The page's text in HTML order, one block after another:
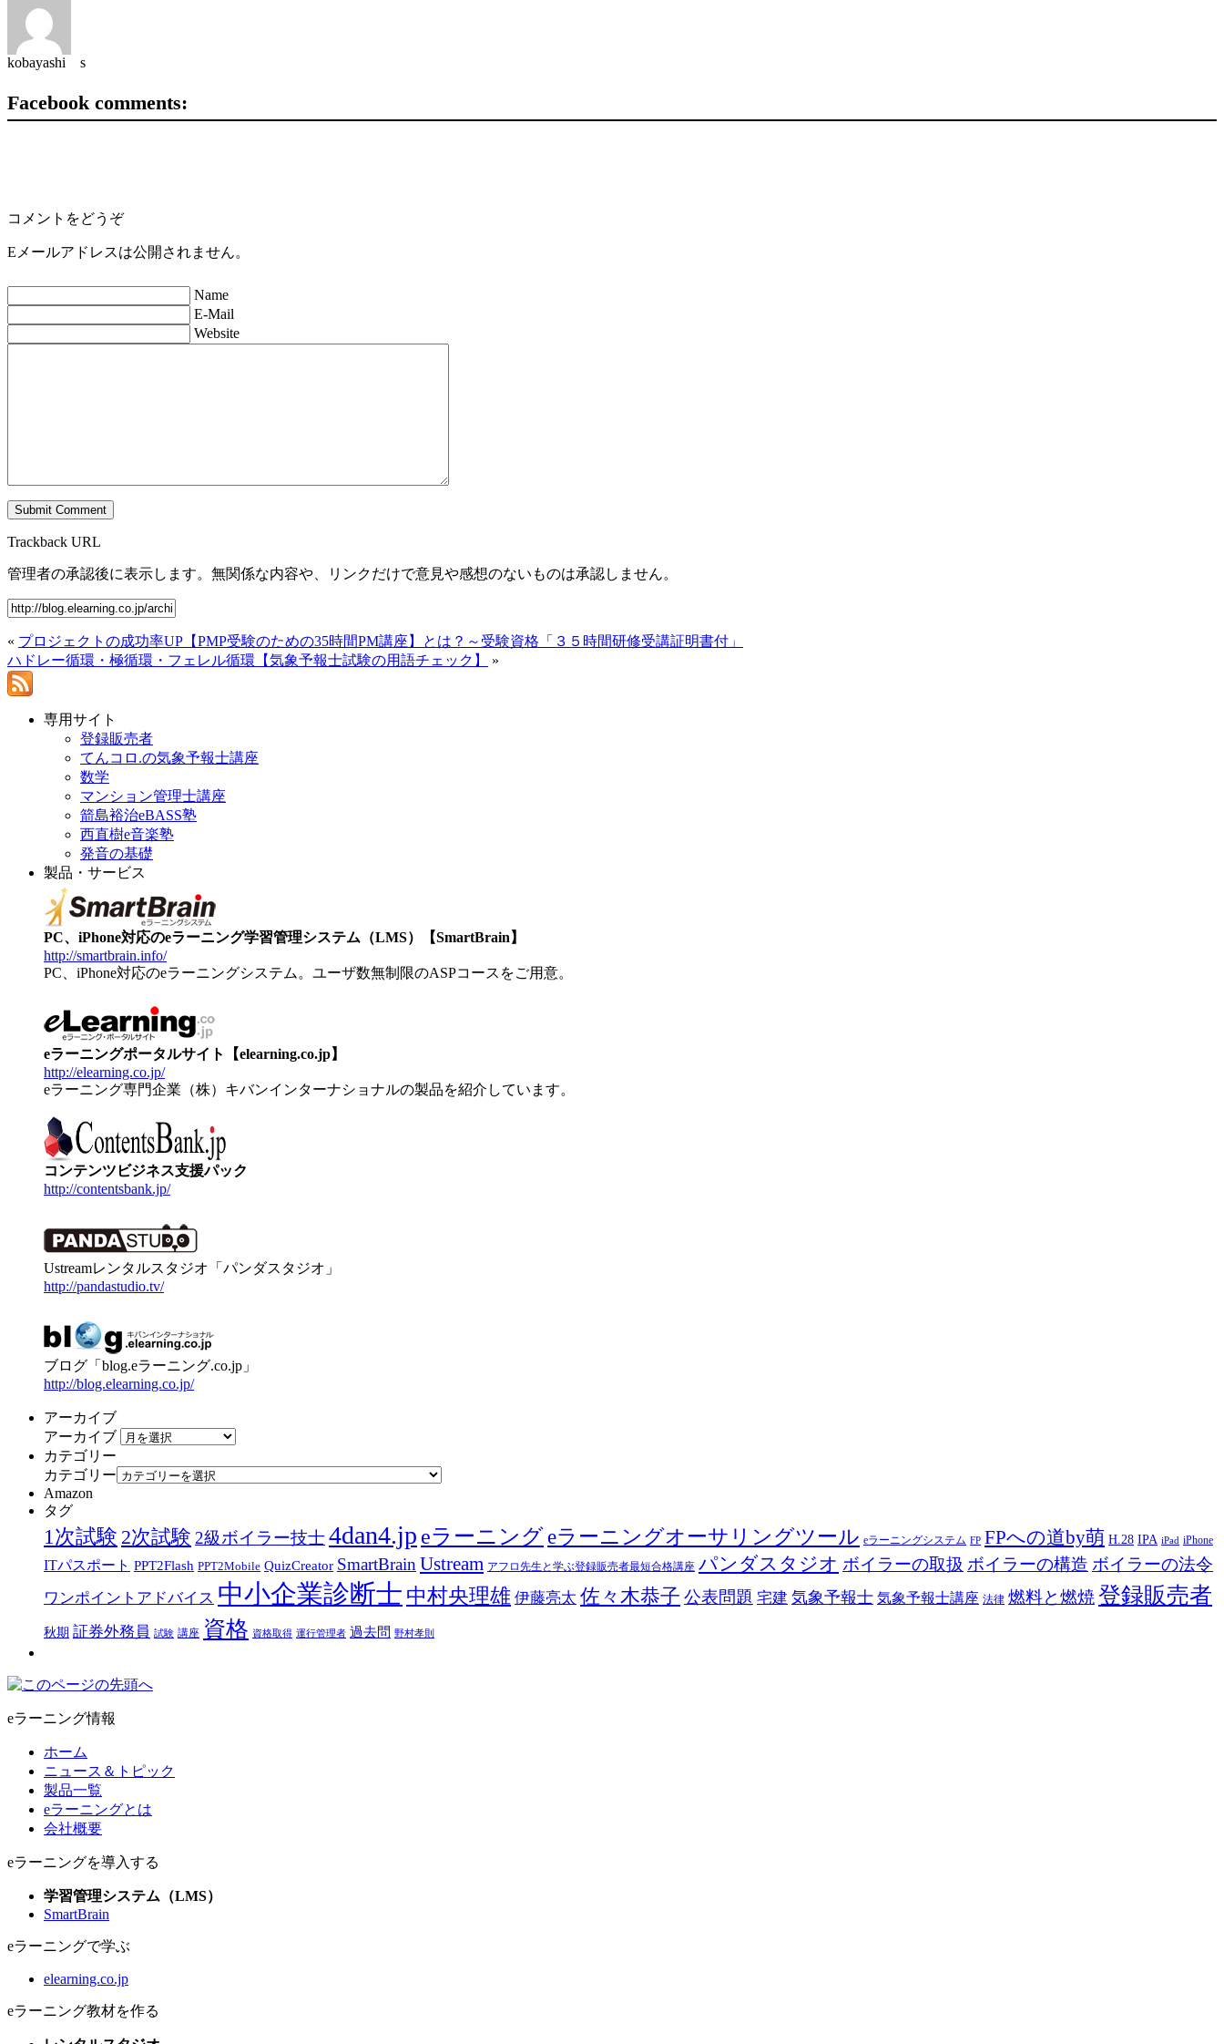
kobayashi s
Facebook comments:
コメントをどうぞ
Eメールアドレスは公開されません。
Name
E-Mail
Website
Trackback URL
管理者の承認後に表示します。無関係な内容や、リンクだけで意見や感想のないものは承認しません。
« プロジェクトの成功率UP【PMP受験のための35時間PM講座】とは？～受験資格「３５時間研修受講証明書付」
ハドレー循環・極循環・フェレル循環【気象予報士試験の用語チェック】
»
専用サイト
登録販売者
てんコロ.の気象予報士講座
数学
マンション管理士講座
箭島裕治eBASS塾
西直樹e音楽塾
発音の基礎
製品・サービス
PC、iPhone対応のeラーニング学習管理システム（LMS）【SmartBrain】
http://smartbrain.info/
PC、iPhone対応のeラーニングシステム。ユーザ数無制限のASPコースをご用意。
eラーニングポータルサイト【elearning.co.jp】
http://elearning.co.jp/
eラーニング専門企業（株）キバンインターナショナルの製品を紹介しています。
コンテンツビジネス支援パック
http://contentsbank.jp/
Ustreamレンタルスタジオ「パンダスタジオ」
http://pandastudio.tv/
ブログ「blog.eラーニング.co.jp」
http://blog.elearning.co.jp/
アーカイブ
アーカイブ
カテゴリー
カテゴリー
Amazon
タグ
1次試験 2次試験 2級ボイラー技士4dan4.jp eラーニング eラーニングオーサリングツール eラーニングシステム FP FPへの道by萌 H.28 IPA iPad iPhone
ITパスポート PPT2Flash PPT2Mobile QuizCreator SmartBrain Ustream アフロ先生と学ぶ登録販売者最短合格講座 パンダスタジオ ボイラーの取扱 ボイラーの構造 ボイラーの法令
ワンポイントアドバイス 中小企業診断士 中村央理雄 伊藤亮太 佐々木恭子 公表問題 宅建 気象予報士 気象予報士講座 法律 燃料と燃焼 登録販売者
秋期 証券外務員 試験 講座 資格 資格取得 運行管理者 過去問 野村孝則
eラーニング情報
ホーム
ニュース＆トピック
製品一覧
eラーニングとは
会社概要
eラーニングを導入する
学習管理システム（LMS）
SmartBrain
eラーニングで学ぶ
elearning.co.jp
eラーニング教材を作る